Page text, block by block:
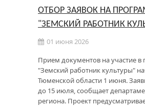
ОТБОР ЗАЯВОК НА
"ЗЕМСКИЙ РАБОТНИК
01 июня 2026
Прием документов на участие
"Земский работник культуры"
Тюменской области 1 июня.
до 15 июля, сообщает
региона. Проект